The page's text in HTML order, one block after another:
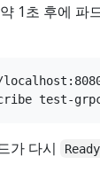
1초 후에 파
가 다시 Ready